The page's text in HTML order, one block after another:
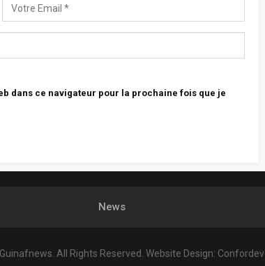
dans ce navigateur pour la prochaine fois que je
News
All Rights Reserved. Website Design: Confordev